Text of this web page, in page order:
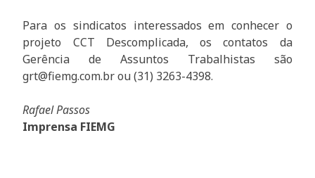
Para os sindicatos interessados em conhecer o
projeto CCT Descomplicada, os contatos da
Gerência de Assuntos Trabalhistas são
grt@fiemg.com.br ou (31) 3263-4398.
Rafael Passos
Imprensa FIEMG